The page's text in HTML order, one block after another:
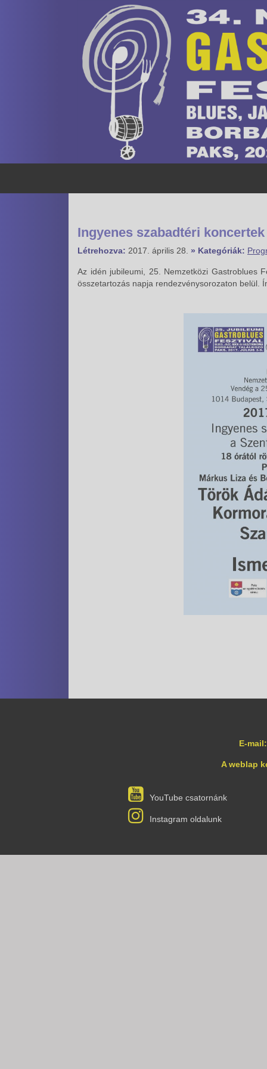
Ingyenes szabadtéri
Létrehozva: 2017. április 28. » Kategóriák:
Az idén jubileumi, 25. Nemzetközi Gastroblues
összetartozás napja rendezvénysorozaton belül.
E-mail:
A weblap
YouTube csatornánk
Instagram oldalunk